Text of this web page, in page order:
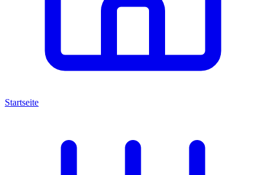
Startseite